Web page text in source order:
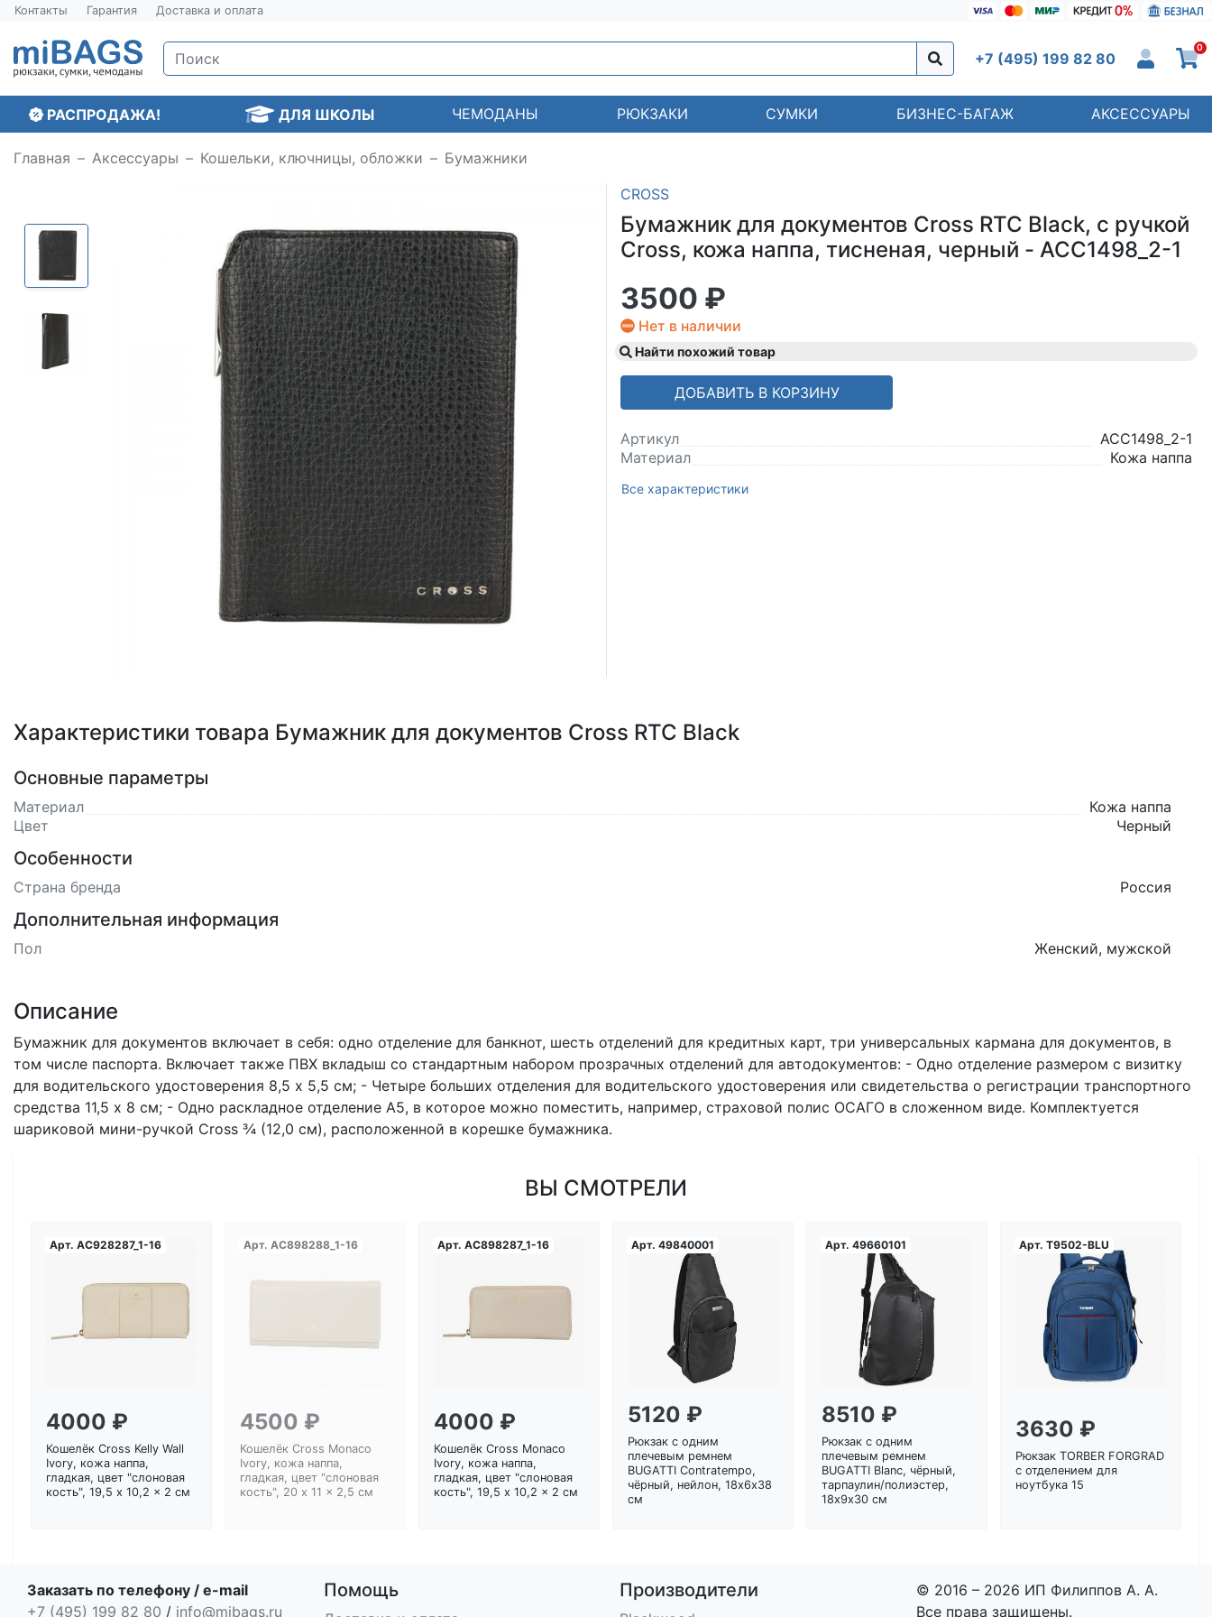
Контакты Гарантия Доставка и оплата
+7 (495) 199 82 80
0
РАСПРОДАЖА! ДЛЯ ШКОЛЫ ЧЕМОДАНЫ РЮКЗАКИ СУМКИ БИЗНЕС-БАГАЖ АКСЕССУАРЫ
Главная Аксессуары Кошельки, ключницы, обложки Бумажники
Loading...
CROSS
Бумажник для документов Cross RTC Black, с ручкой
Cross, кожа наппа, тисненая, черный - ACC1498_2-1
3500 ₽
Нет в наличии
Найти похожий товар
ДОБАВИТЬ В КОРЗИНУ
Артикул
ACC1498_2-1
Материал
Кожа наппа
Все характеристики
Характеристики товара Бумажник для документов Cross RTC Black
Основные параметры
Материал
Кожа наппа
Цвет
Черный
Особенности
Страна бренда Россия
Дополнительная информация
Пол Женский, мужской
Описание
Бумажник для документов включает в себя: одно отделение для банкнот, шесть отделений для кредитных карт, три универсальных кармана для документов, в
том числе паспорта. Включает также ПВХ вкладыш со стандартным набором прозрачных отделений для автодокументов: - Одно отделение размером с визитку
для водительского удостоверения 8,5 х 5,5 см; - Четыре больших отделения для водительского удостоверения или свидетельства о регистрации транспортного
средства 11,5 х 8 см; - Одно раскладное отделение А5, в которое можно поместить, например, страховой полис ОСАГО в сложенном виде. Комплектуется
шариковой мини-ручкой Cross ¾ (12,0 см), расположенной в корешке бумажника.
ВЫ СМОТРЕЛИ
Арт. AC928287_1-16
4000 ₽
Кошелёк Cross Kelly Wall
Ivory, кожа наппа,
гладкая, цвет "слоновая
кость", 19,5 x 10,2 x 2 см
Арт. AC898288_1-16
4500 ₽
Кошелёк Cross Monaco
Ivory, кожа наппа,
гладкая, цвет "слоновая
кость", 20 x 11 x 2,5 см
Арт. AC898287_1-16
4000 ₽
Кошелёк Cross Monaco
Ivory, кожа наппа,
гладкая, цвет "слоновая
кость", 19,5 x 10,2 x 2 см
Арт. 49840001
Загрузка...
5120 ₽
Рюкзак с одним
плечевым ремнем
BUGATTI Contratempo,
чёрный, нейлон, 18х6х38
см
Арт. 49660101
Загрузка...
8510 ₽
Рюкзак с одним
плечевым ремнем
BUGATTI Blanc, чёрный,
тарпаулин/полиэстер,
18х9х30 см
Арт. T9502-BLU
Загрузка...
3630 ₽
Рюкзак TORBER FORGRAD
с отделением для
ноутбука 15
Заказать по телефону / e-mail
+7 (495) 199 82 80 / info@mibags.ru
Помощь Производители
© 2016 – 2026 ИП Филиппов А. А.
Все права защищены.